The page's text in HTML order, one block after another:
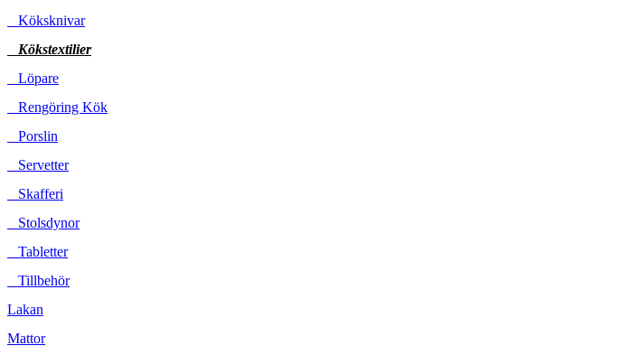
Köksknivar
Kökstextilier
Löpare
Rengöring Kök
Porslin
Servetter
Skafferi
Stolsdynor
Tabletter
Tillbehör
Lakan
Mattor